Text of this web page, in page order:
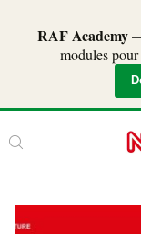
RAF Academy—
modules